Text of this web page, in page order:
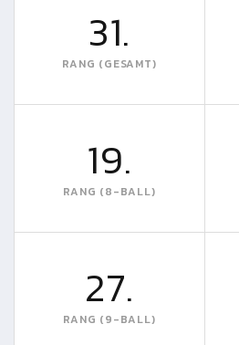
31.
RANG (GESAMT)
19.
RANG (8-BALL)
27.
RANG (9-BALL)